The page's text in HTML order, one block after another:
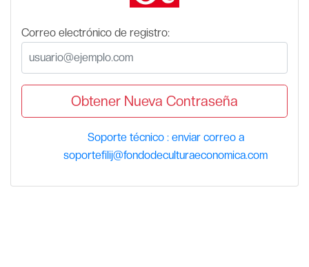
Correo electrónico de registro:
Obtener Nueva Contraseña
Soporte técnico : enviar correo a
soportefilij@fondodeculturaeconomica.com